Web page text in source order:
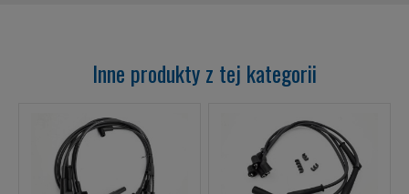
Inne produkty z tej kategorii